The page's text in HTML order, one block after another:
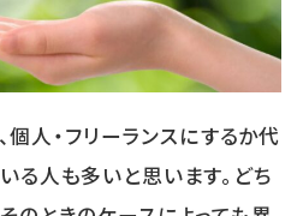
人・フリーランスにするか代
る人も多いと思います。どち